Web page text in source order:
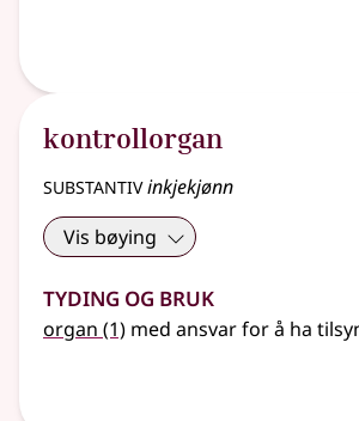
kontrollorgan
substantivinkjekjønn
Vis bøying
Tyding og bruk
organ (1) med ansvar for å ha